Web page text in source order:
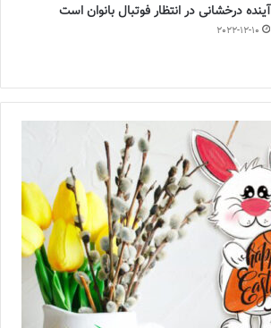
آینده درخشانی در انتظار فوتبال بانوان است
2022-12-10